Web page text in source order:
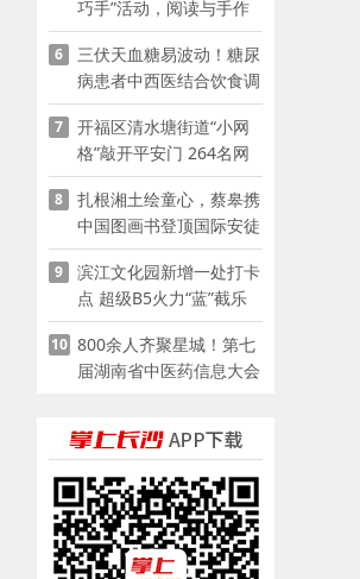
巧手”活动，阅读与手作
赋能少儿暑期成长
6
三伏天血糖易波动！糖尿
病患者中西医结合饮食调
养指南
7
开福区清水塘街道“小网
格”敲开平安门 264名网
格员扫楼“错峰问安”
8
扎根湘土绘童心，蔡皋携
中国图画书登顶国际安徒
生奖
9
滨江文化园新增一处打卡
点 超级B5火力“蓝”截乐
园登陆长沙
10 800余人齐聚星城！第七
届湖南省中医药信息大会